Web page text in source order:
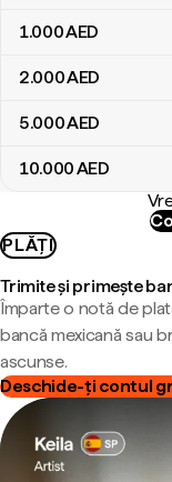
1.000AED
2.000AED
5.000AED
10.000AED
PLĂȚI
Trimite și primește
Împarte o notă de
bancă mexicană sau
ascunse.
Deschide-ți contul